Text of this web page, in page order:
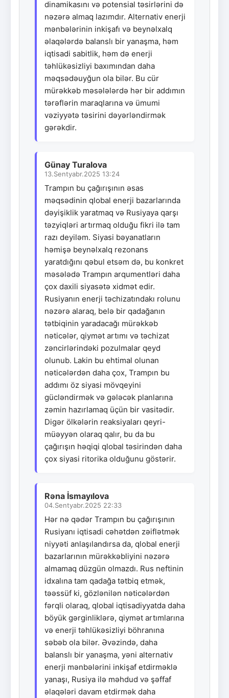
dinamikasını və potensial təsirlərini də
nəzərə almaq lazımdır. Alternativ enerji
mənbələrinin inkişafı və beynəlxalq
əlaqələrdə balanslı bir yanaşma, həm
iqtisadi sabitlik, həm də enerji
təhlükəsizliyi baxımından daha
məqsədəuyğun ola bilər. Bu cür
mürəkkəb məsələlərdə hər bir addımın
tərəflərin maraqlarına və ümumi
vəziyyətə təsirini dəyərləndirmək
gərəkdir.
Günay Turalova
13.Sentyabr.2025 13:24
Trampın bu çağırışının əsas
məqsədinin qlobal enerji bazarlarında
dəyişiklik yaratmaq və Rusiyaya qarşı
təzyiqləri artırmaq olduğu fikri ilə tam
razı deyiləm. Siyasi bəyanatların
həmişə beynəlxalq rezonans
yaratdığını qəbul etsəm də, bu konkret
məsələdə Trampın arqumentləri daha
çox daxili siyasətə xidmət edir.
Rusiyanın enerji təchizatındakı rolunu
nəzərə alaraq, belə bir qadağanın
tətbiqinin yaradacağı mürəkkəb
nəticələr, qiymət artımı və təchizat
zəncirlərindəki pozulmalar qeyd
olunub. Lakin bu ehtimal olunan
nəticələrdən daha çox, Trampın bu
addımı öz siyasi mövqeyini
gücləndirmək və gələcək planlarına
zəmin hazırlamaq üçün bir vasitədir.
Digər ölkələrin reaksiyaları qeyri-
müəyyən olaraq qalır, bu da bu
çağırışın həqiqi qlobal təsirindən daha
çox siyasi ritorika olduğunu göstərir.
Rəna İsmayılova
04.Sentyabr.2025 22:33
Hər nə qədər Trampın bu çağırışının
Rusiyanı iqtisadi cəhətdən zəiflətmək
niyyəti anlaşılandırsa da, qlobal enerji
bazarlarının mürəkkəbliyini nəzərə
almamaq düzgün olmazdı. Rus neftinin
idxalına tam qadağa tətbiq etmək,
təəssüf ki, gözlənilən nəticələrdən
fərqli olaraq, qlobal iqtisadiyyatda daha
böyük gərginliklərə, qiymət artımlarına
və enerji təhlükəsizliyi böhranına
səbəb ola bilər. Əvəzində, daha
balanslı bir yanaşma, yəni alternativ
enerji mənbələrini inkişaf etdirməklə
yanaşı, Rusiya ilə məhdud və şəffaf
əlaqələri davam etdirmək daha